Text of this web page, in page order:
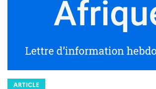
ARTICLE